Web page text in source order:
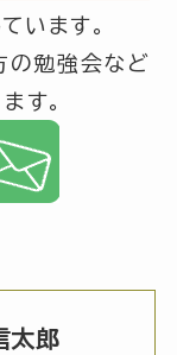
います。
の勉強会など
す。
太郎